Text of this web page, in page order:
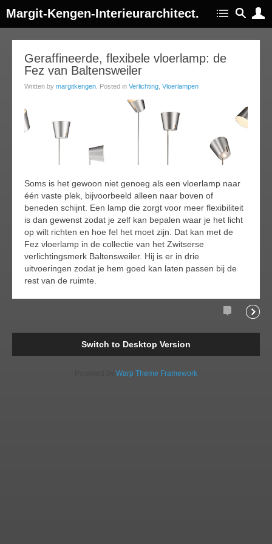
Margit-Kengen-Interieurarchitect.
Geraffineerde, flexibele vloerlamp: de
Fez van Baltensweiler
Written by margitkengen . Posted in Verlichting Vloerlampen
Soms is het gewoon niet genoeg als een vloerlamp naar
één vaste plek, bijvoorbeeld alleen naar boven of
beneden schijnt. Een lamp die zorgt voor meer flexibiliteit
is dan gewenst zodat je zelf kan bepalen waar je het licht
op wilt richten en hoe fel het moet zijn. Dat kan met de
Fez vloerlamp in de collectie van het Zwitserse
verlichtingsmerk Baltensweiler. Hij is er in drie
uitvoeringen zodat je hem goed kan laten passen bij de
rest van de ruimte.
Comments
Switch to Desktop Version
Warp Theme Framework